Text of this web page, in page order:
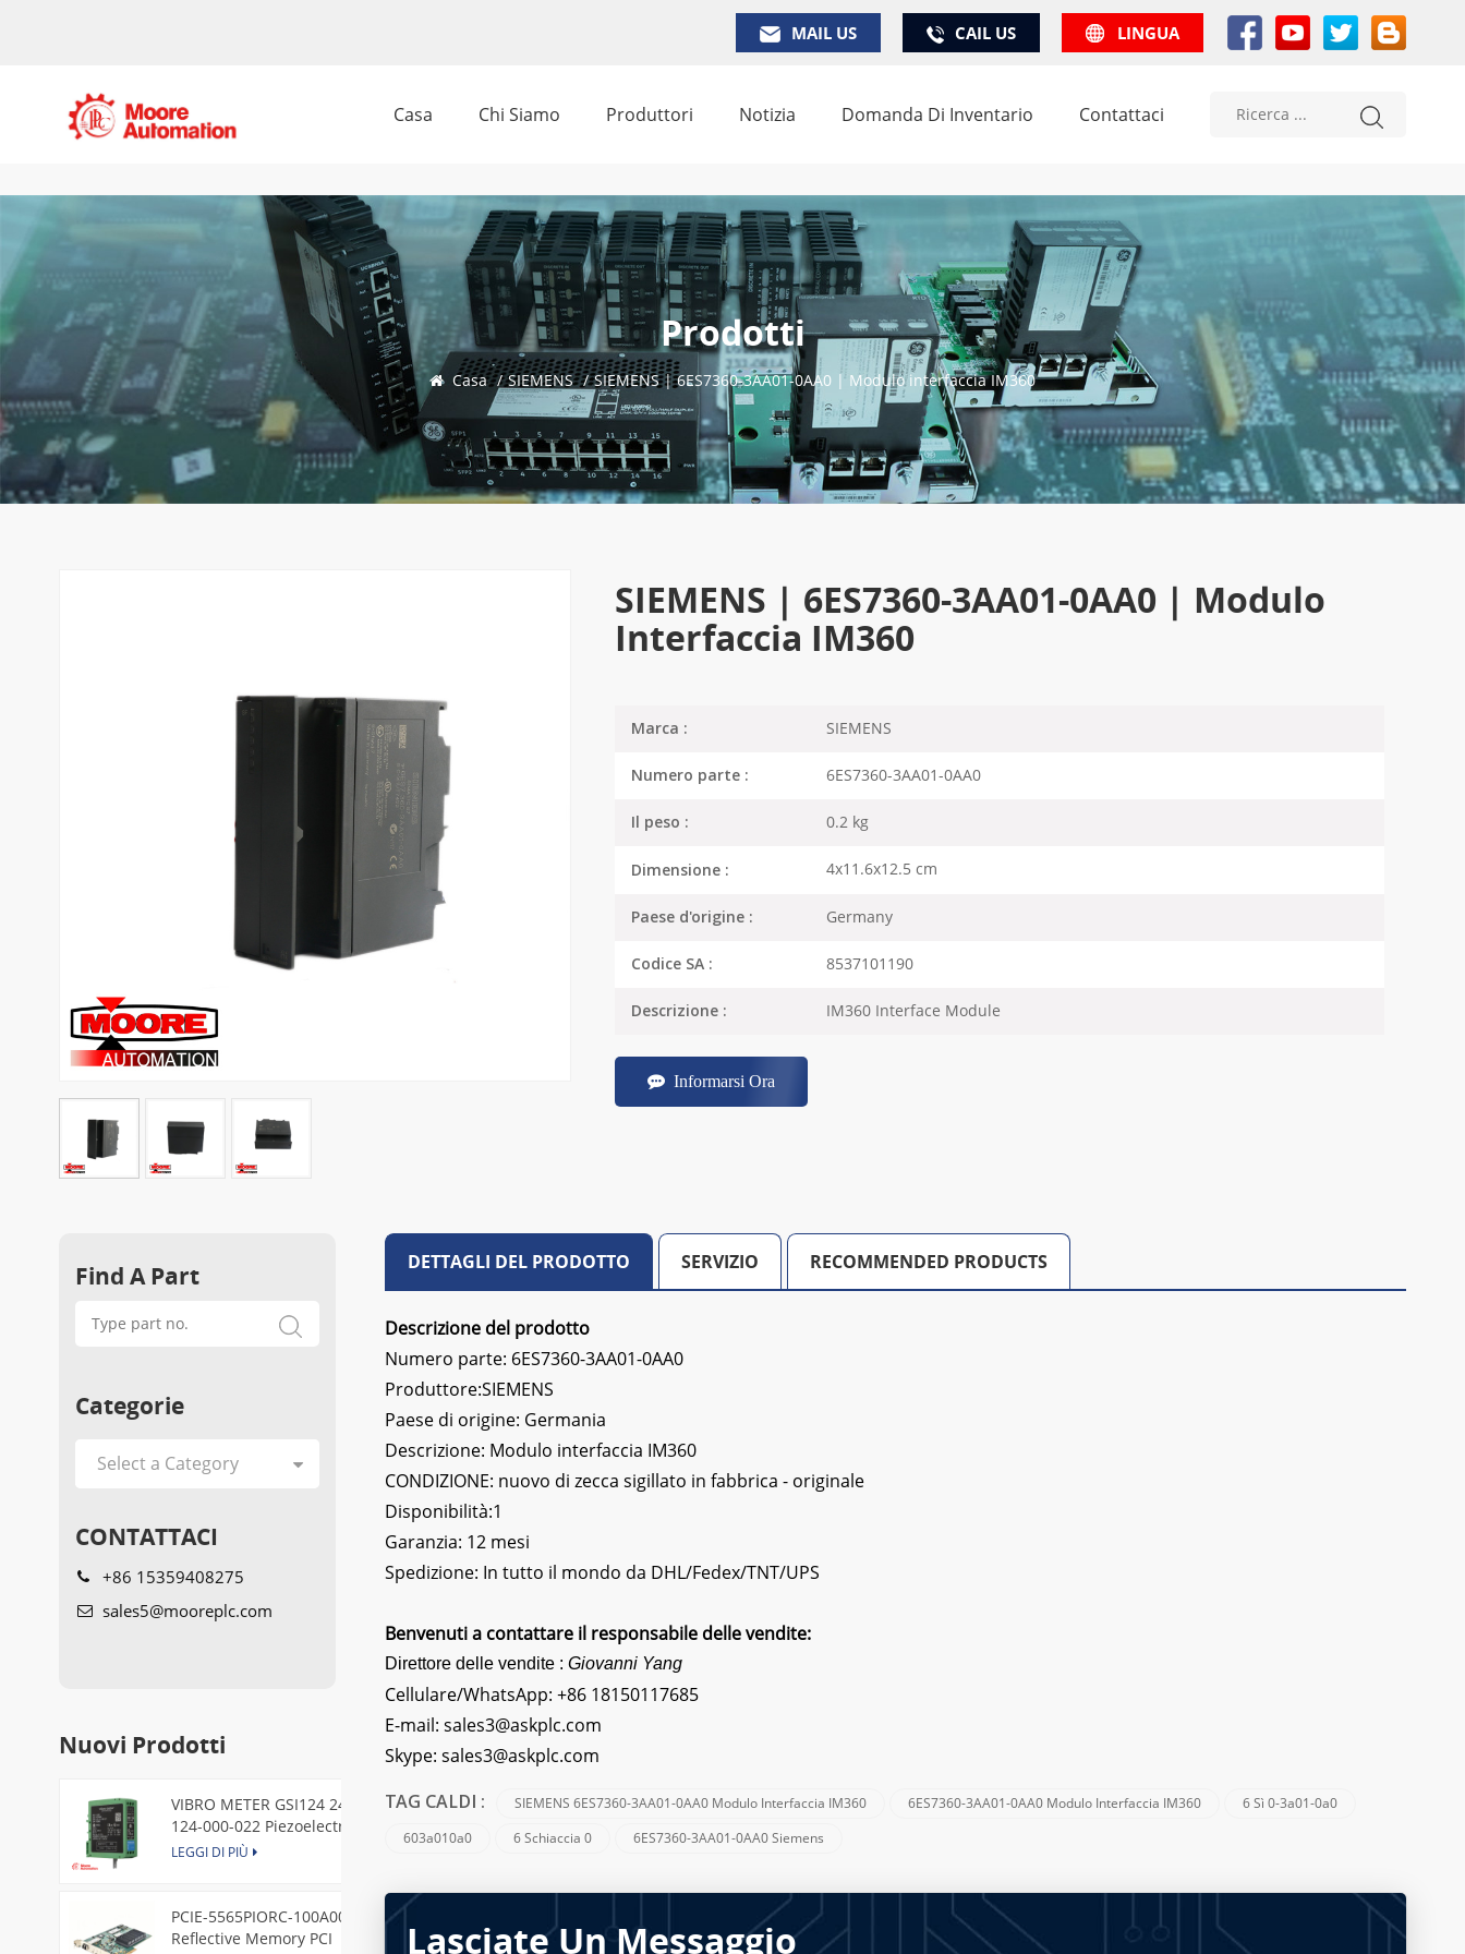
MAIL US CAIL US LINGUA
Casa Chi Siamo Produttori Notizia Domanda Di Inventario Contattaci
Prodotti
Casa / SIEMENS / SIEMENS | 6ES7360-3AA01-0AA0 | Modulo interfaccia IM360
SIEMENS | 6ES7360-3AA01-0AA0 | Modulo
Interfaccia IM360
Marca : SIEMENS
Numero parte : 6ES7360-3AA01-0AA0
Il peso : 0.2 kg
Dimensione : 4x11.6x12.5 cm
Paese d'origine : Germany
Codice SA : 8537101190
Descrizione : IM360 Interface Module
Informarsi Ora
DETTAGLI DEL PRODOTTO SERVIZIO RECOMMENDED PRODUCTS
Descrizione del prodotto
Numero parte: 6ES7360-3AA01-0AA0
Produttore:SIEMENS
Paese di origine: Germania
Descrizione: Modulo interfaccia IM360
CONDIZIONE: nuovo di zecca sigillato in fabbrica - originale
Disponibilità:1
Garanzia: 12 mesi
Spedizione: In tutto il mondo da DHL/Fedex/TNT/UPS
Benvenuti a contattare il responsabile delle vendite:
Direttore delle vendite :Giovanni Yang
Cellulare/WhatsApp:+86 18150117685
E-mail: sales3@askplc.com
Skype:sales3@askplc.com
TAG CALDI : SIEMENS 6ES7360-3AA01-0AA0 Modulo Interfaccia IM360 6ES7360-3AA01-0AA0 Modulo Interfaccia IM360
6 Sì 0-3a01-0a0
603a010a0
6 Schiaccia 0 6ES7360-3AA01-0AA0 Siemens
Lasciate Un Messaggio
Find A Part
Categorie
CONTATTACI
+86 15359408275
sales5@mooreplc.com
Nuovi Prodotti
VIBRO METER GSI124 244-
124-000-022 Piezoelectric
Pressure Transducer
LEGGI DI PIÙ
PCIE-5565PIORC-100A00
Reflective Memory PCI